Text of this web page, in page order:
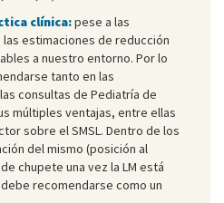
clínica:pese a las
estimaciones de reducción
a nuestro entorno. Por lo
tanto en las
consultas de Pediatría de
múltiples ventajas, entre ellas
sobre el SMSL. Dentro de los
del mismo (posición al
chupete una vez la LM está
recomendarse como un